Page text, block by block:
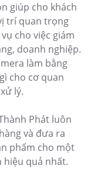
giúp cho khách
trí quan trọng
cho việc giám
doanh nghiệp.
làm bằng
cho cơ quan
lý.
Phát luôn
và đưa ra
phẩm cho một
hiệu quả nhất.